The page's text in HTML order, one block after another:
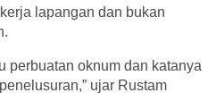
lapangan dan bukan
perbuatan oknum dan katanya
ujar Rustam